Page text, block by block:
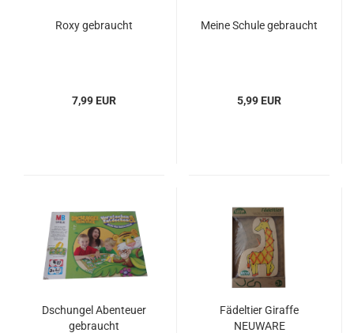
Roxy gebraucht
7,99 EUR
Meine Schule gebraucht
5,99 EUR
Dschungel Abenteuer
gebraucht
Fädeltier Giraffe
NEUWARE